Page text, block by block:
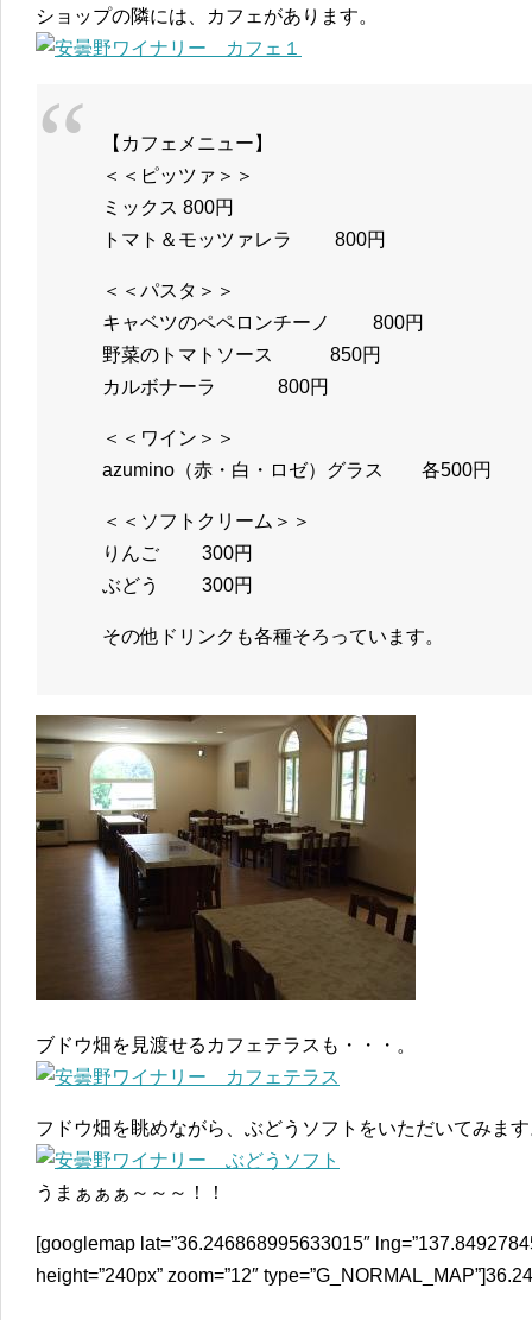
ショップの隣には、カフェがあります。
【カフェメニュー】
＜＜ピッツァ＞＞
ミックス 800円
トマト＆モッツァレラ 800円
＜＜パスタ＞＞
キャベツのペペロンチーノ 800円
野菜のトマトソース 850円
カルボナーラ 800円
＜＜ワイン＞＞
azumino（赤・白・ロゼ）グラス 各500円
＜＜ソフトクリーム＞＞
りんご 300円
ぶどう 300円
その他ドリンクも各種そろっています。
ブドウ畑を見渡せるカフェテラスも・・・。
フドウ畑を眺めながら、ぶどうソフトをいただいてみま
うまぁぁぁ～～～！！
[googlemap lat=”36.246868995633015″
height=”240px” zoom=”12″